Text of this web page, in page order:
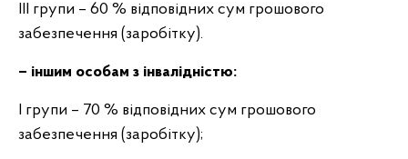
ІІІ групи – 60 % відповідних сум грошового
забезпечення (заробітку).
– іншим особам з інвалідністю:
І групи – 70 % відповідних сум грошового
забезпечення (заробітку);